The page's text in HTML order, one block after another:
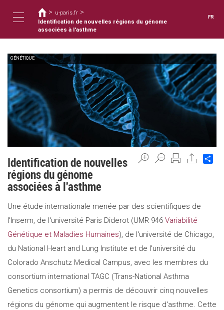
contenu
Toggle
navigation
Vous
êtes
ici
> u-paris.fr >
Identification de nouvelles régions du génome
associées à l'asthme
FR
GÉNÉTIQUE
Identification de nouvelles
régions du génome
associées à l'asthme
Une étude internationale menée par des scientifiques de
l'Inserm, de l'université Paris Diderot (UMR 946 Variabilité
Génétique et Maladies Humaines), de l'université de Chicago,
du National Heart and Lung Institute et de l'université du
Colorado Anschutz Medical Campus, avec les membres du
consortium international TAGC (Trans-National Asthma
Genetics consortium) a permis de découvrir cinq nouvelles
régions du génome qui augmentent le risque d'asthme. Cette